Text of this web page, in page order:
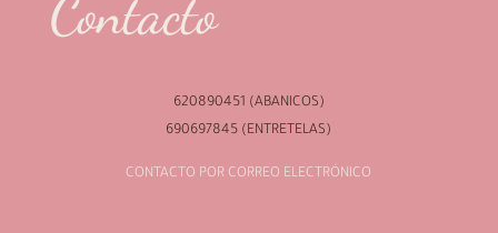
Contacto
620890451 (ABANICOS)
690697845 (ENTRETELAS)
CONTACTO POR CORREO ELECTRÓNICO